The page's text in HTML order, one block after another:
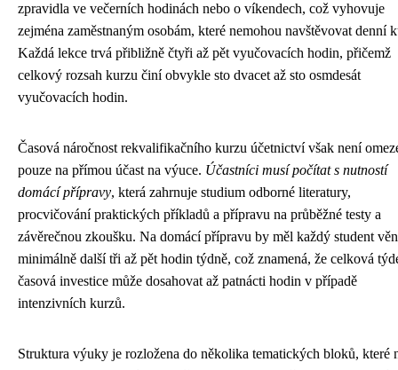
zpravidla ve večerních hodinách nebo o víkendech, což vyhovuje
zejména zaměstnaným osobám, které nemohou navštěvovat denní
Každá lekce trvá přibližně čtyři až pět vyučovacích hodin, přičemž
celkový rozsah kurzu činí obvykle sto dvacet až sto osmdesát
vyučovacích hodin.
Časová náročnost rekvalifikačního kurzu účetnictví však není
pouze na přímou účast na výuce. Účastníci musí počítat s nutností
domácí přípravy, která zahrnuje studium odborné literatury,
procvičování praktických příkladů a přípravu na průběžné testy a
závěrečnou zkoušku. Na domácí přípravu by měl každý student
minimálně další tři až pět hodin týdně, což znamená, že celková
časová investice může dosahovat až patnácti hodin v případě
intenzivních kurzů.
Struktura výuky je rozložena do několika tematických bloků, které